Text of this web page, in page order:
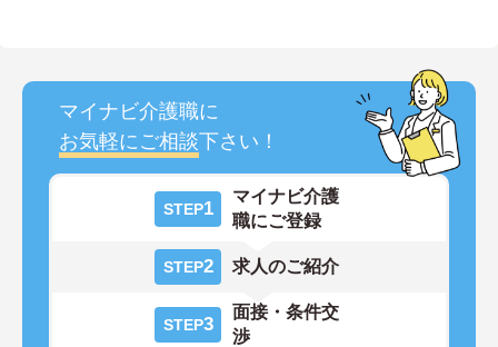
マイナビ介護職に
お気軽にご相談下さい！
STEP1
マイナビ介護
職にご登録
STEP2 求人のご紹介
STEP3
面接・条件交
渉